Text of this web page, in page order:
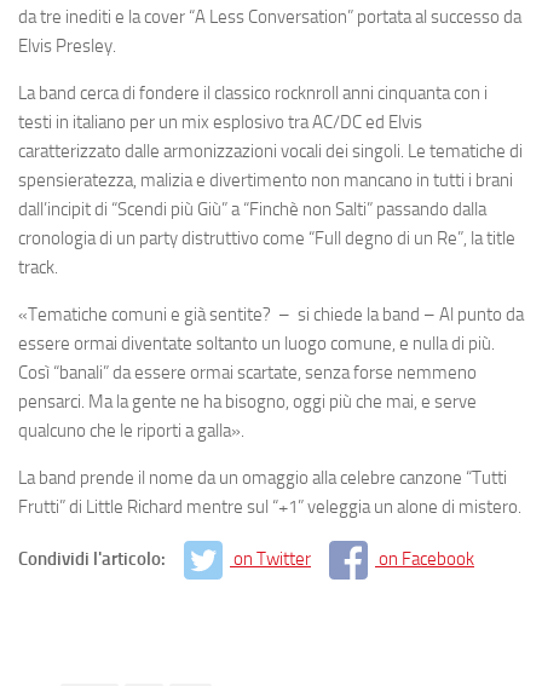
da tre inediti e la cover “A Less Conversation” portata al successo da
Elvis Presley.
La band cerca di fondere il classico rocknroll anni cinquanta con i
testi in italiano per un mix esplosivo traAC/DCed Elvis
caratterizzato dalle armonizzazioni vocali dei singoli. Le tematiche di
spensieratezza, malizia e divertimento non mancano in tutti i brani
dall’incipit di “Scendi più Giù” a “Finchè non Salti” passando dalla
cronologia di un party distruttivo come “Full degno di un Re”, la title
track.
«Tematiche comuni e già sentite? – si chiede la band – Al punto da
essere ormai diventate soltanto un luogo comune, e nulla di più.
Così “banali” da essere ormai scartate, senza forse nemmeno
pensarci. Ma la gente ne ha bisogno, oggi più che mai, e serve
qualcuno che le riporti a galla».
La band prende il nome da un omaggio alla celebre canzone “Tutti
Frutti”di Little Richard mentre sul “+1” veleggia un alone di mistero.
Condividi l'articolo: on Twitter on Facebook